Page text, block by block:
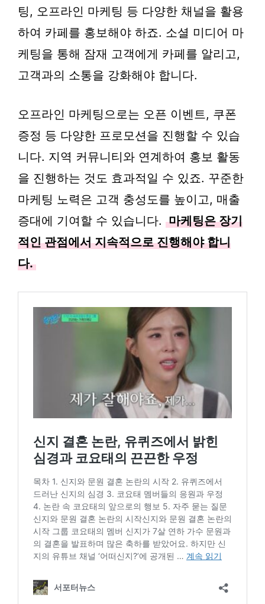
팅, 오프라인 마케팅 등 다양한 채널을 활용
하여 카페를 홍보해야 하죠. 소셜 미디어 마
케팅을 통해 잠재 고객에게 카페를 알리고,
고객과의 소통을 강화해야 합니다.
오프라인 마케팅으로는 오픈 이벤트, 쿠폰
증정 등 다양한 프로모션을 진행할 수 있습
니다. 지역 커뮤니티와 연계하여 홍보 활동
을 진행하는 것도 효과적일 수 있죠. 꾸준한
마케팅 노력은 고객 충성도를 높이고, 매출
증대에 기여할 수 있습니다. 마케팅은 장기
적인 관점에서 지속적으로 진행해야 합니
다.